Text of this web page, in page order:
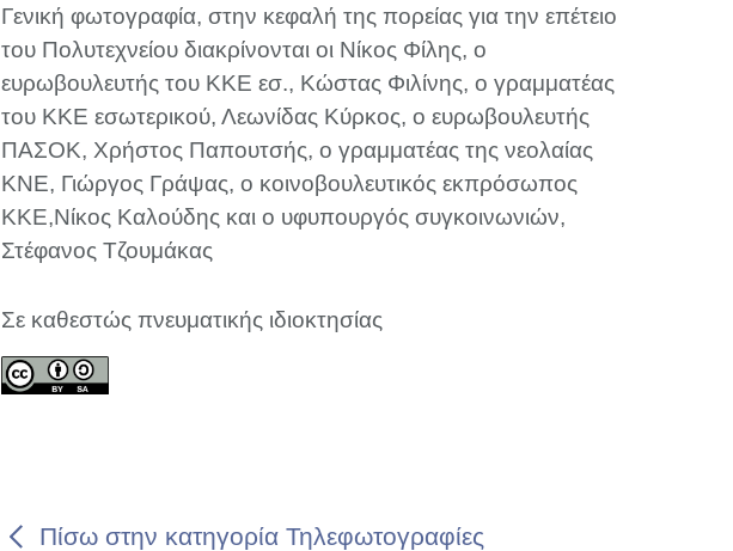
Πίσω στην κατηγορία Τηλεφωτογραφίες
Γενική φωτογραφία, στην κεφαλή της πορείας για την επέτειο
του Πολυτεχνείου διακρίνονται οι Νίκος Φίλης, ο
ευρωβουλευτής του ΚΚΕ εσ., Κώστας Φιλίνης, ο γραμματέας
του ΚΚΕ εσωτερικού, Λεωνίδας Κύρκος, ο ευρωβουλευτής
ΠΑΣΟΚ, Χρήστος Παπουτσής, ο γραμματέας της νεολαίας
ΚΝΕ, Γιώργος Γράψας, ο κοινοβουλευτικός εκπρόσωπος
ΚΚΕ,Νίκος Καλούδης και ο υφυπουργός συγκοινωνιών,
Στέφανος Τζουμάκας
Σε καθεστώς πνευματικής ιδιοκτησίας